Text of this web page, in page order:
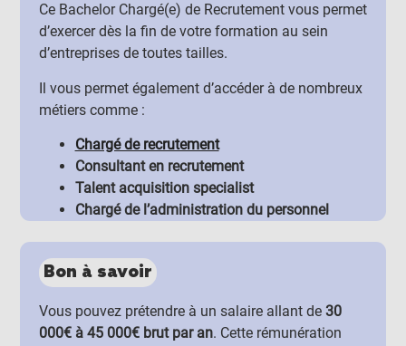
Ce Bachelor Chargé(e) de Recrutement vous permet
d’exercer dès la fin de votre formation au sein
d’entreprises de toutes tailles.
Il vous permet également d’accéder à de nombreux
métiers comme :
Chargé de recrutement
Consultant en recrutement
Talent acquisition specialist
Chargé de l’administration du personnel
Bon à savoir
Vous pouvez prétendre à un salaire allant de 30
000€ à 45 000€ brut par an. Cette rémunération